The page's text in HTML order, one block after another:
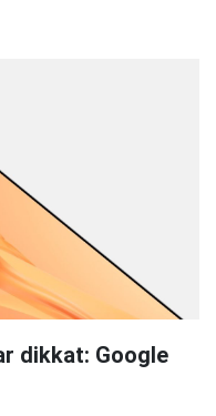
dikkat: Google